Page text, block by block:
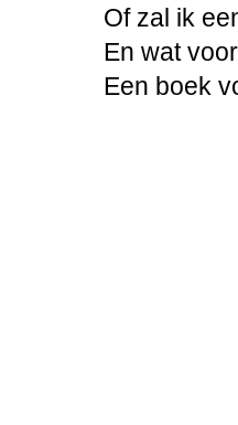
Of zal ik
En wat
Een boek